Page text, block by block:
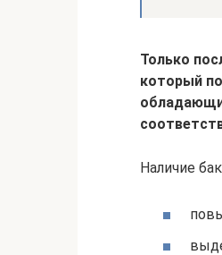
Только
который
Наличие